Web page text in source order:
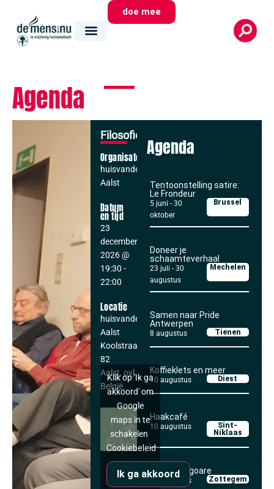
doe mee
Agenda
Filosofiecafé
Organisator
huisvandeMens
Aalst
Datum
en tijd
23
december,
2026@
19:30 -
22:00
Locatie
huisvandeMens
Aalst
Koolstraat 80-
82
Aalst, ovl9300
België
Klik op 'Ik ga
akkoord' om
Google
maps in te
schakelen
Cookiebeleid
Ik ga akkoord
Agenda
Tentoonstelling satire:
Le Frondeur
5 juni - 30
oktober
Brussel
Doneer je
schaamteverhaal
23 juli - 30
augustus
Mechelen
Samen naar Pride
Antwerpen
8 augustus Tienen
Koffieklets en meer
10 augustus Diest
Haakcafé
10 augustus
Sint-
Niklaas
Kaffee Tegoare
11 augustus Zottegem